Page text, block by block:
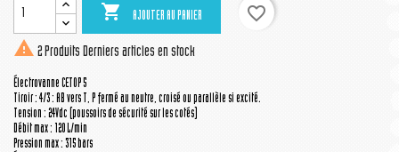
 AJOUTER AU PANIER
favorite_border
 2 Produits Derniers articles en stock
Électrovanne CETOP 5
Tiroir : 4/3 : AB vers T, P fermé au neutre, croisé ou parallèle si excité.
Tension : 24Vdc (poussoirs de sécurité sur les cotés)
Débit max : 120 L/min
Pression max : 315 bars